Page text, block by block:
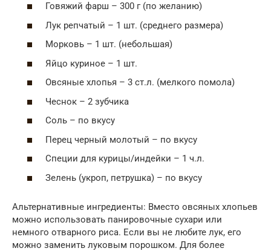
Говяжий фарш – 300 г (по желанию)
Лук репчатый – 1 шт. (среднего размера)
Морковь – 1 шт. (небольшая)
Яйцо куриное – 1 шт.
Овсяные хлопья – 3 ст.л. (мелкого помола)
Чеснок – 2 зубчика
Соль – по вкусу
Перец черный молотый – по вкусу
Специи для курицы/индейки – 1 ч.л.
Зелень (укроп, петрушка) – по вкусу
Альтернативные ингредиенты: Вместо овсяных хлопьев
можно использовать панировочные сухари или
немного отварного риса. Если вы не любите лук, его
можно заменить луковым порошком. Для более